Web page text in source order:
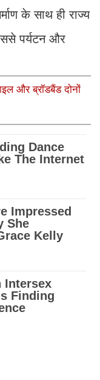
के साथ ही राज्य
पर्यटन और
और ब्रॉडबैंड दोनों